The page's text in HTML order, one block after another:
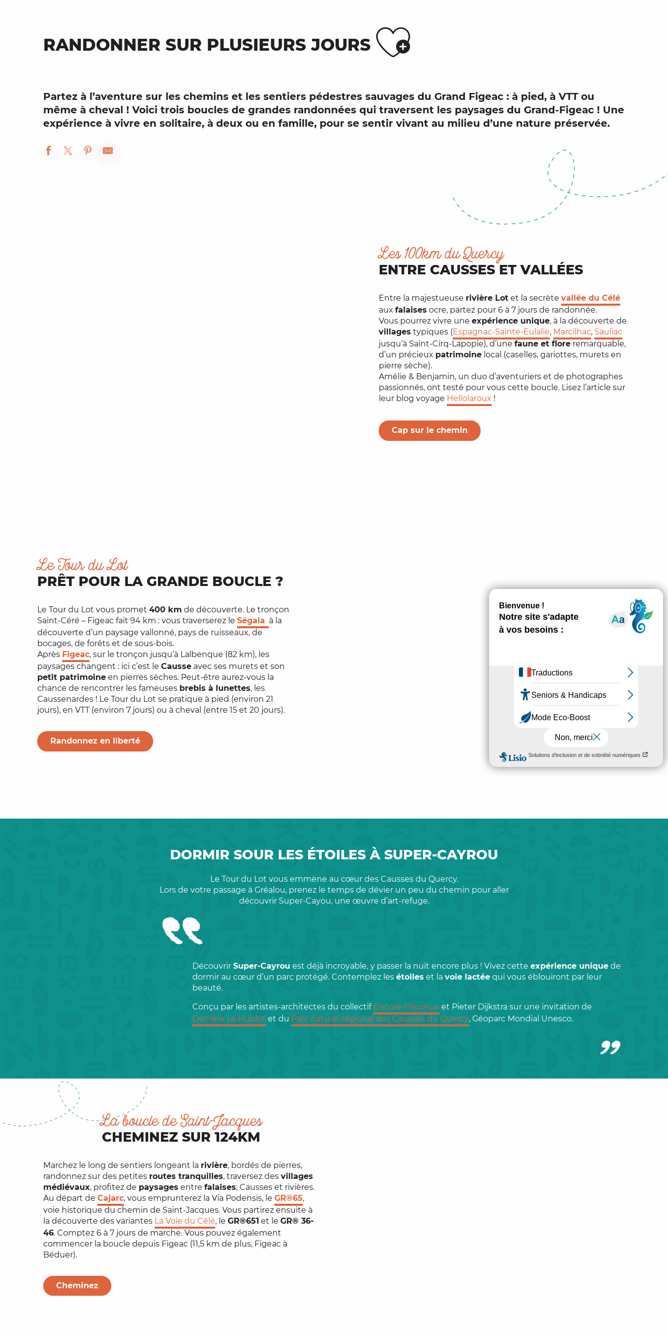
RANDONNER SUR PLUSIEURS JOURS Ajouter aux
Partez à l’aventure sur les chemins et les sentiers pédestres sauvages du Grand Figeac : à pied, à VTT ou
même à cheval ! Voici trois boucles de grandes randonnées qui traversent les paysages du Grand-Figeac ! Une
expérience à vivre en solitaire, à deux ou en famille, pour se sentir vivant au milieu d’une nature préservée.
Les 100km du Quercy
ENTRE CAUSSES ET VALLÉES
Entre la majestueuse rivière Lot et la secrète vallée du Célé
aux falaises ocre, partez pour 6 à 7 jours de randonnée.
Vous pourrez vivre une expérience unique, à la découverte de
villages typiques (Espagnac-Sainte-Eulalie, Marcilhac, Sauliac
jusqu’à Saint-Cirq-Lapopie), d’une faune et flore remarquable,
d’un précieux patrimoine local (caselles, gariottes, murets en
pierre sèche).
Amélie & Benjamin, un duo d’aventuriers et de photographes
passionnés, ont testé pour vous cette boucle. Lisez l’article sur
leur blog voyage Hellolaroux !
Cap sur le chemin
Le Tour du Lot
PRÊT POUR LA GRANDE BOUCLE ?
Le Tour du Lot vous promet 400 km de découverte. Le tronçon
Saint-Céré – Figeac fait 94 km : vous traverserez le Ségala à la
découverte d’un paysage vallonné, pays de ruisseaux, de
bocages, de forêts et de sous-bois.
Après Figeac, sur le tronçon jusqu’à Lalbenque (82 km), les
paysages changent : ici c’est le Causse avec ses murets et son
petit patrimoine en pierres sèches. Peut-être aurez-vous la
chance de rencontrer les fameuses brebis à lunettes, les
Caussenardes ! Le Tour du Lot se pratique à pied (environ 21
jours), en VTT (environ 7 jours) ou à cheval (entre 15 et 20 jours).
Randonnez en liberté
DORMIR SOUR LES ÉTOILES À SUPER-CAYROU
Le Tour du Lot vous emmène au cœur des Causses du Quercy.
Lors de votre passage à Gréalou, prenez le temps de dévier un peu du chemin pour aller
découvrir Super-Cayou, une œuvre d’art-refuge.
Découvrir Super-Cayrou est déjà incroyable, y passer la nuit encore plus ! Vivez cette expérience unique de
dormir au cœur d’un parc protégé. Contemplez les étoiles et la voie lactée qui vous éblouiront par leur
beauté.
Conçu par les artistes-architectes du collectif Encore-Heureux et Pieter Dijkstra sur une invitation de
Derrière Le Hublot et du Parc naturel régional des Causses du Quercy, Géoparc Mondial Unesco.
La boucle de Saint-Jacques
CHEMINEZ SUR 124KM
Marchez le long de sentiers longeant la rivière, bordés de pierres,
randonnez sur des petites routes tranquilles, traversez des villages
médiévaux, profitez de paysages entre falaises, Causses et rivières.
Au départ de Cajarc, vous emprunterez la Via Podensis, le GR®65,
voie historique du chemin de Saint-Jacques. Vous partirez ensuite à
la découverte des variantes La Voie du Célé, le GR®651 et le GR® 36-
46. Comptez 6 à 7 jours de marche. Vous pouvez également
commencer la boucle depuis Figeac (11,5 km de plus, Figeac à
Béduer).
Cheminez